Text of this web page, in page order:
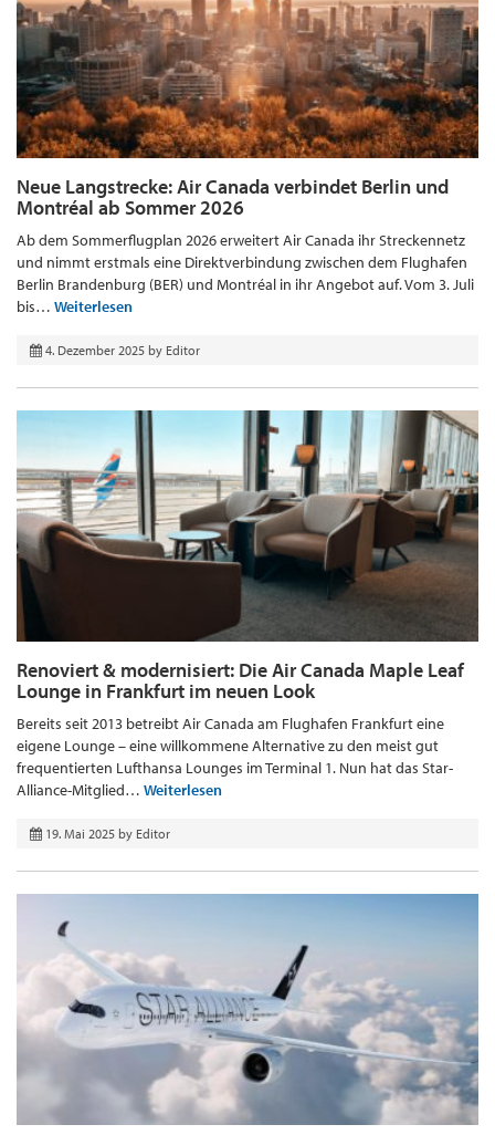
Neue Langstrecke: Air Canada verbindet Berlin und
Montréal ab Sommer 2026
Ab dem Sommerflugplan 2026 erweitert Air Canada ihr Streckennetz
und nimmt erstmals eine Direktverbindung zwischen dem Flughafen
Berlin Brandenburg (BER) und Montréal in ihr Angebot auf. Vom 3. Juli
bis… Weiterlesen
4. Dezember 2025 by Editor
Renoviert & modernisiert: Die Air Canada Maple Leaf
Lounge in Frankfurt im neuen Look
Bereits seit 2013 betreibt Air Canada am Flughafen Frankfurt eine
eigene Lounge – eine willkommene Alternative zu den meist gut
frequentierten Lufthansa Lounges im Terminal 1. Nun hat das Star-
Alliance-Mitglied… Weiterlesen
19. Mai 2025 by Editor